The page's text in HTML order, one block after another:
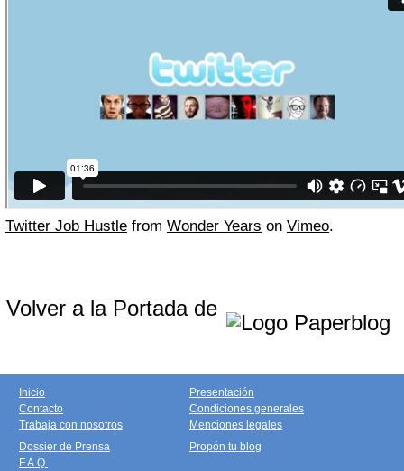
Twitter Job Hustle from Wonder Years on Vimeo.
Volver a la Portada de
Inicio
Contacto
Trabaja con nosotros
Presentación
Condiciones generales
Menciones legales
Dossier de Prensa
F.A.Q.
Propón tu blog